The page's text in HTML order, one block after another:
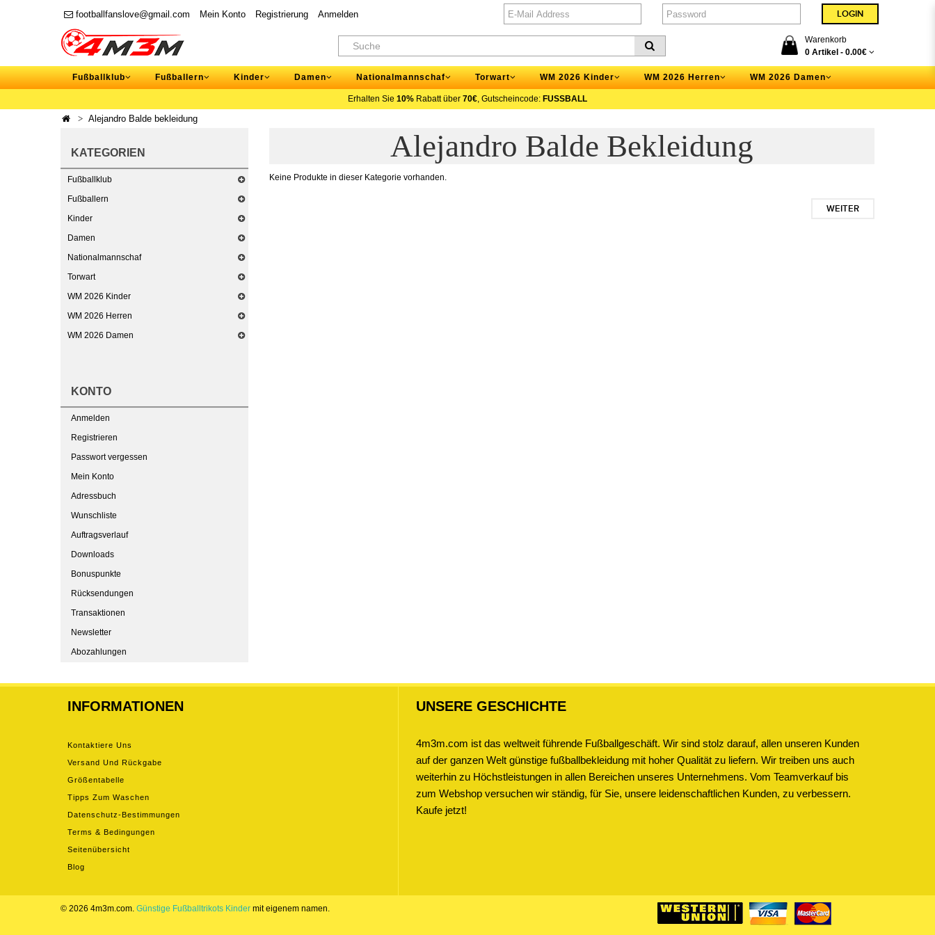
footballfanslove@gmail.com Mein Konto Registrierung Anmelden
Warenkorb
0 Artikel - 0.00€
Fußballklub Fußballern Kinder Damen Nationalmannschaf Torwart WM 2026 Kinder WM 2026 Herren WM 2026 Damen
Erhalten Sie 10% Rabatt über 70€, Gutscheincode: FUSSBALL
Alejandro Balde bekleidung
KATEGORIEN
Fußballklub
Fußballern
Kinder
Damen
Nationalmannschaf
Torwart
WM 2026 Kinder
WM 2026 Herren
WM 2026 Damen
KONTO
Anmelden
Registrieren
Passwort vergessen
Mein Konto
Adressbuch
Wunschliste
Auftragsverlauf
Downloads
Bonuspunkte
Rücksendungen
Transaktionen
Newsletter
Abozahlungen
Alejandro Balde Bekleidung
Keine Produkte in dieser Kategorie vorhanden.
WEITER
INFORMATIONEN
Kontaktiere Uns
Versand Und Rückgabe
Größentabelle
Tipps Zum Waschen
Datenschutz-Bestimmungen
Terms & Bedingungen
Seitenübersicht
Blog
UNSERE GESCHICHTE
4m3m.com ist das weltweit führende Fußballgeschäft. Wir sind stolz darauf, allen unseren Kunden
auf der ganzen Welt günstige fußballbekleidung mit hoher Qualität zu liefern. Wir treiben uns auch
weiterhin zu Höchstleistungen in allen Bereichen unseres Unternehmens. Vom Teamverkauf bis
zum Webshop versuchen wir ständig, für Sie, unsere leidenschaftlichen Kunden, zu verbessern.
Kaufe jetzt!
© 2026 4m3m.com. Günstige Fußballtrikots Kinder mit eigenem namen.